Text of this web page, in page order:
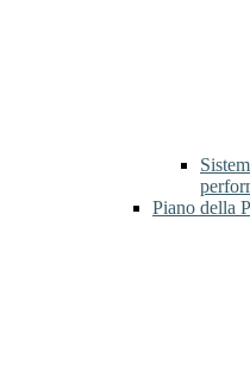
Piano della